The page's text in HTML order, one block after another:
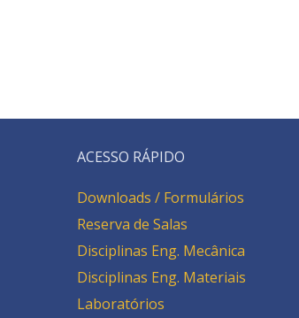
ACESSO RÁPIDO
Downloads / Formulários
Reserva de Salas
Disciplinas Eng. Mecânica
Disciplinas Eng. Materiais
Laboratórios